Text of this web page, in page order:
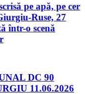
pe apă, pe cer
Ruse, 27
într-o scenă
DC 90
11.06.2026